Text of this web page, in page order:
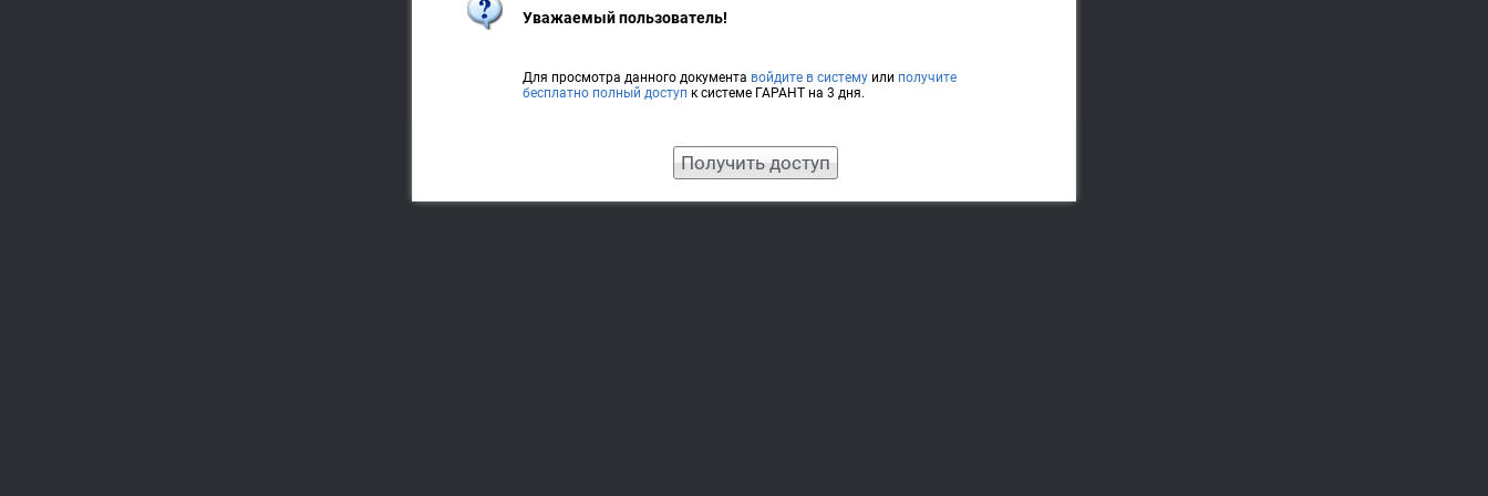
Уважаемый пользователь!
Для просмотра данного документа войдите в систему или получите
бесплатно полный доступ к системе ГАРАНТ на 3 дня.
Получить доступ